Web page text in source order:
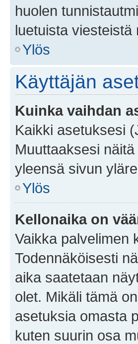
huolen
luetuista viesteistä
Ylös
Käyttäjän
Kuinka vaihdan
Kaikki asetuksesi
Muuttaaksesi
yleensä sivun
Ylös
Kellonaika on
Vaikka palvelimen
Todennäköisesti
aika saatetaan
olet. Mikäli tämä
asetuksia omasta
kuten suurin osa